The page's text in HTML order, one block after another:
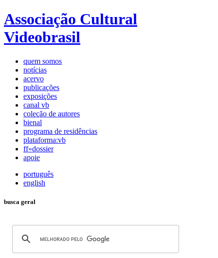
Associação Cultural
Videobrasil
quem somos
notícias
acervo
publicações
exposições
canal vb
coleção de autores
bienal
programa de residências
plataforma:vb
ff»dossier
apoie
português
english
busca geral